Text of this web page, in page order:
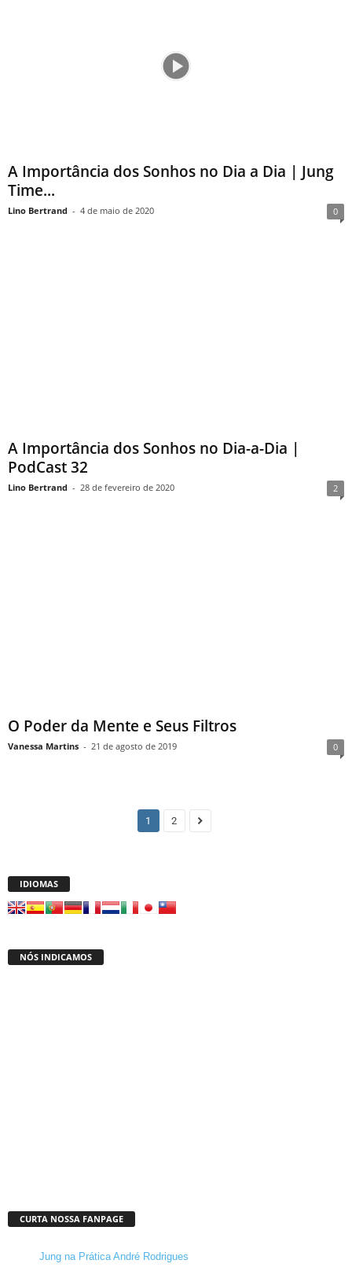
A Importância dos Sonhos no Dia a Dia | Jung
Time...
Lino Bertrand - 4 de maio de 2020 0
A Importância dos Sonhos no Dia-a-Dia |
PodCast 32
Lino Bertrand - 28 de fevereiro de 2020 2
O Poder da Mente e Seus Filtros
Vanessa Martins - 21 de agosto de 2019 0
1 2
IDIOMAS
NÓS INDICAMOS
CURTA NOSSA FANPAGE
Jung na Prática André Rodrigues